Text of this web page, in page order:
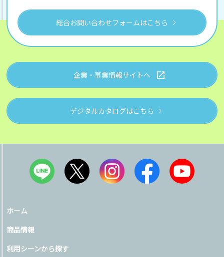
総合お問い合わせフォームはこちら
企業・事業情報サイトへ
デジタルカタログはこちら
ホーム
商品情報
利用シーンから探す